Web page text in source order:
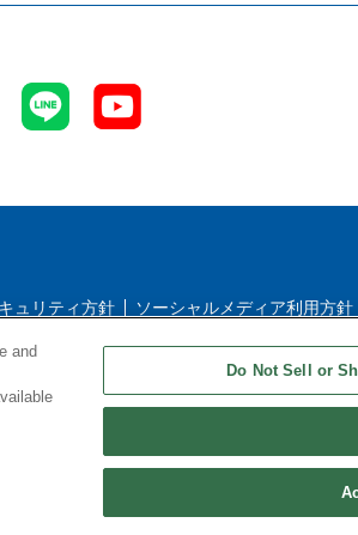
ュリティ方針 ソーシャルメディア利用方針
ストアご利用ガ
and
Do Not Sell or